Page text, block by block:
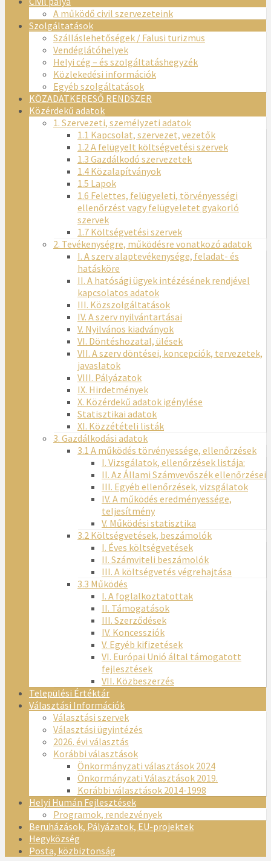
A működő civil szervezeteink
Szolgáltatások
Szálláslehetőségek / Falusi turizmus
Vendéglátóhelyek
Helyi cég – és szolgáltatáshegyzék
Közlekedési információk
Egyéb szolgáltatások
KÖZADATKERESŐ RENDSZER
Közérdekű adatok
1. Szervezeti, személyzeti adatok
1.1 Kapcsolat, szervezet, vezetők
1.2 A felügyelt költségvetési szervek
1.3 Gazdálkodó szervezetek
1.4 Közalapítványok
1.5 Lapok
1.6 Felettes, felügyeleti, törvényességi
ellenőrzést vagy felügyeletet gyakorló
szervek
1.7 Költségvetési szervek
2. Tevékenységre, működésre vonatkozó adatok
I. A szerv alaptevékenysége, feladat- és
hatásköre
II. A hatósági ügyek intézésének rendjével
kapcsolatos adatok
III. Közszolgáltatások
IV. A szerv nyilvántartásai
V. Nyilvános kiadványok
VI. Döntéshozatal, ülések
VII. A szerv döntései, koncepciók, tervezetek,
javaslatok
VIII. Pályázatok
IX. Hirdetmények
X. Közérdekű adatok igénylése
Statisztikai adatok
XI. Közzétételi listák
3. Gazdálkodási adatok
3.1 A működés törvényessége, ellenőrzések
I. Vizsgálatok, ellenőrzések listája:
II. Az Állami Számvevőszék ellenőrzései
III. Egyéb ellenőrzések, vizsgálatok
IV. A működés eredményessége,
teljesítmény
V. Működési statisztika
3.2 Költségvetések, beszámolók
I. Éves költségvetések
II. Számviteli beszámolók
III. A költségvetés végrehajtása
3.3 Működés
I. A foglalkoztatottak
II. Támogatások
III. Szerződések
IV. Koncessziók
V. Egyéb kifizetések
VI. Európai Unió által támogatott
fejlesztések
VII. Közbeszerzés
Települési Értéktár
Választási Információk
Választási szervek
Választási ügyintézés
2026. évi választás
Korábbi választások
Önkormányzati választások 2024
Önkormányzati Választások 2019.
Korábbi választások 2014-1998
Helyi Humán Fejlesztések
Programok, rendezvények
Beruházások, Pályázatok, EU-projektek
Hegyközség
Posta, közbiztonság